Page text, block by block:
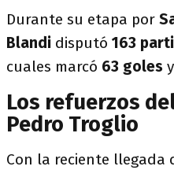
Durante su etapa por
Blandi disputó 163
cuales marcó 63 goles
Los refuerzos
Pedro Troglio
Con la reciente llegada